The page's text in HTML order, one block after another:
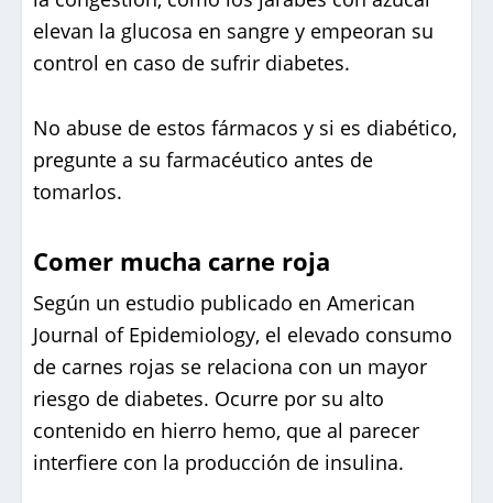
elevan la glucosa en sangre y empeoran su
control en caso de sufrir diabetes.
No abuse de estos fármacos y si es diabético,
pregunte a su farmacéutico antes de
tomarlos.
Comer mucha carne roja
Según un estudio publicado en American
Journal of Epidemiology, el elevado consumo
de carnes rojas se relaciona con un mayor
riesgo de diabetes. Ocurre por su alto
contenido en hierro hemo, que al parecer
interfiere con la producción de insulina.